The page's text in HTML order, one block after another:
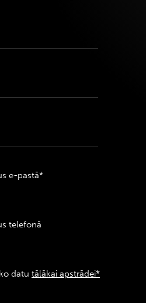
e-pastā*
telefonā
datu tālākai apstrādei*